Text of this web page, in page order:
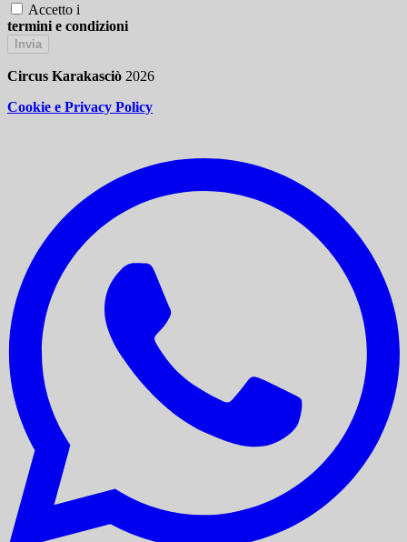
Accetto i
termini e condizioni
Invia
Circus Karakasciò 2026
Cookie e Privacy Policy